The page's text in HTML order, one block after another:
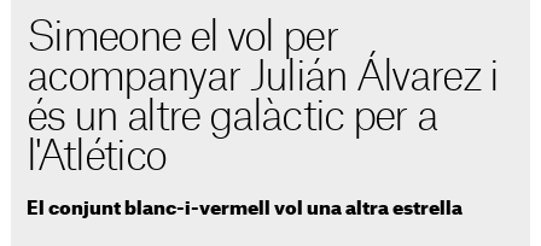
Simeone el vol per
acompanyar Julián Álvarez i
és un altre galàctic per a
l'Atlético
El conjunt blanc-i-vermell vol una altra estrella